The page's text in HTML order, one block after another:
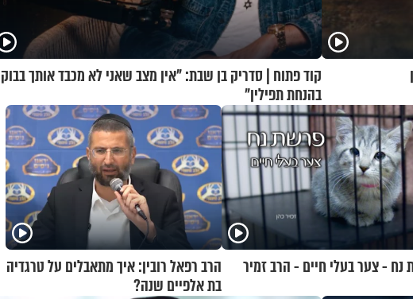
קוד פתוח | סדריק בן שבת: "אין מצב שאני לא מכבד אותך
בהנחת תפילין"
נח - צער בעלי חיים - הרב זמיר
הרב רפאל רובין: איך מתאבלים על טרגדיה
בת אלפיים שנה?